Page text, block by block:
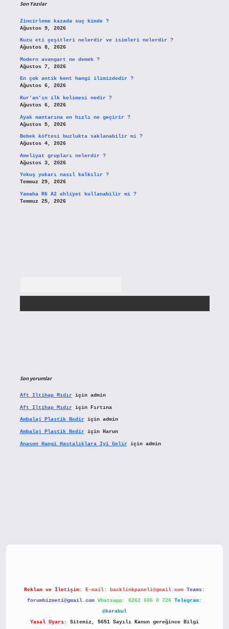
Son Yazılar
Zincirleme kazada suç kimde ?
Ağustos 9, 2026
Kuzu eti çeşitleri nelerdir ve isimleri nelerdir ?
Ağustos 8, 2026
Modern avangart ne demek ?
Ağustos 7, 2026
En çok antik kent hangi ilimizdedir ?
Ağustos 6, 2026
Kur’an’ın ilk kelimesi nedir ?
Ağustos 6, 2026
Ayak mantarına en hızlı ne geçirir ?
Ağustos 5, 2026
Bebek köftesi buzlukta saklanabilir mi ?
Ağustos 4, 2026
Ameliyat grupları nelerdir ?
Ağustos 3, 2026
Yokuş yukarı nasıl kalkılır ?
Temmuz 29, 2026
Yamaha R6 A2 ehliyet kullanabilir mi ?
Temmuz 25, 2026
Son yorumlar
Aft Iltihap Mıdıriçin admin
Aft Iltihap Mıdıriçin Fırtına
Ambalaj Plastik Nediriçin admin
Ambalaj Plastik Nediriçin Harun
Anason Hangi Hastalıklara Iyi Geliriçin admin
Reklam ve İletişim: E-mail: backlinkpaneli@gmail.com Teams:
forumhizmeti@gmail.com Whatsapp: 0262 606 0 726 Telegram:
@karabul
Yasal Uyarı:
Sitemiz, 5651 Sayılı Kanun gereğince Bilgi